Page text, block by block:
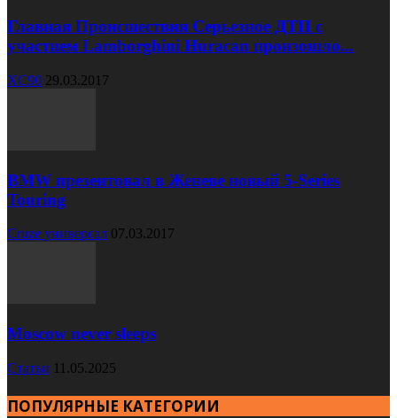
Главная Происшествия Серьезное ДТП с
участием Lamborghini Huracan произошло...
XC90 29.03.2017
BMW презентовал в Женеве новый 5-Series
Touring
Cruze универсал 07.03.2017
Moscow never sleeps
Статьи 11.05.2025
ПОПУЛЯРНЫЕ КАТЕГОРИИ